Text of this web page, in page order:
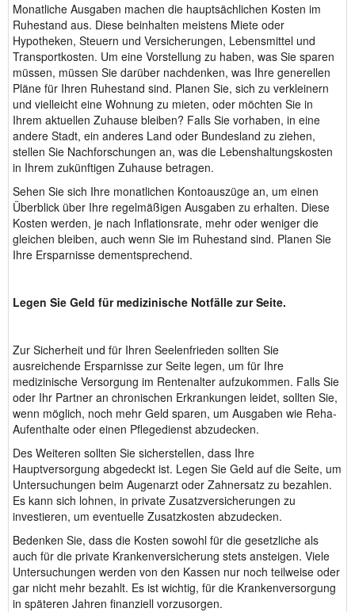
Monatliche Ausgaben machen die hauptsächlichen Kosten im
Ruhestand aus. Diese beinhalten meistens Miete oder
Hypotheken, Steuern und Versicherungen, Lebensmittel und
Transportkosten. Um eine Vorstellung zu haben, was Sie sparen
müssen, müssen Sie darüber nachdenken, was Ihre generellen
Pläne für Ihren Ruhestand sind. Planen Sie, sich zu verkleinern
und vielleicht eine Wohnung zu mieten, oder möchten Sie in
Ihrem aktuellen Zuhause bleiben? Falls Sie vorhaben, in eine
andere Stadt, ein anderes Land oder Bundesland zu ziehen,
stellen Sie Nachforschungen an, was die Lebenshaltungskosten
in Ihrem zukünftigen Zuhause betragen.
Sehen Sie sich Ihre monatlichen Kontoauszüge an, um einen
Überblick über Ihre regelmäßigen Ausgaben zu erhalten. Diese
Kosten werden, je nach Inflationsrate, mehr oder weniger die
gleichen bleiben, auch wenn Sie im Ruhestand sind. Planen Sie
Ihre Ersparnisse dementsprechend.
Legen Sie Geld für medizinische Notfälle zur Seite.
Zur Sicherheit und für Ihren Seelenfrieden sollten Sie
ausreichende Ersparnisse zur Seite legen, um für Ihre
medizinische Versorgung im Rentenalter aufzukommen. Falls Sie
oder Ihr Partner an chronischen Erkrankungen leidet, sollten Sie,
wenn möglich, noch mehr Geld sparen, um Ausgaben wie Reha-
Aufenthalte oder einen Pflegedienst abzudecken.
Des Weiteren sollten Sie sicherstellen, dass Ihre
Hauptversorgung abgedeckt ist. Legen Sie Geld auf die Seite, um
Untersuchungen beim Augenarzt oder Zahnersatz zu bezahlen.
Es kann sich lohnen, in private Zusatzversicherungen zu
investieren, um eventuelle Zusatzkosten abzudecken.
Bedenken Sie, dass die Kosten sowohl für die gesetzliche als
auch für die private Krankenversicherung stets ansteigen. Viele
Untersuchungen werden von den Kassen nur noch teilweise oder
gar nicht mehr bezahlt. Es ist wichtig, für die Krankenversorgung
in späteren Jahren finanziell vorzusorgen.